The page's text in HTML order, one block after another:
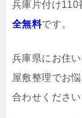
兵庫片付け110
全無料です。
兵庫県にお住
屋敷整理でお
合わせください